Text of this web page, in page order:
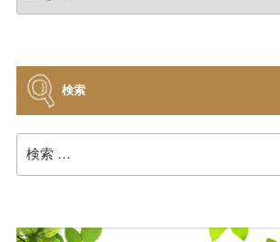
ブ
検索
検
索: